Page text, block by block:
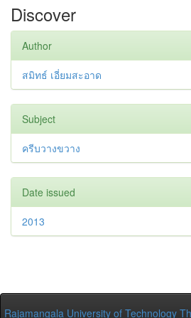
Discover
Author
สมิทธ์ เอี่ยมสะอาด
Subject
ครีบวางขวาง
Date issued
2013
Rajamangala University of Technology